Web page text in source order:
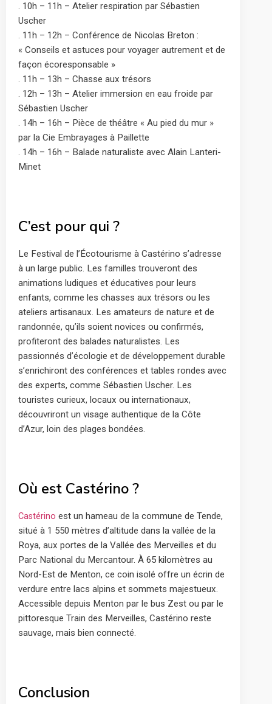
. 10h – 11h – Atelier respiration par Sébastien
Uscher
. 11h – 12h – Conférence de Nicolas Breton :
« Conseils et astuces pour voyager autrement et de
façon écoresponsable »
. 11h – 13h – Chasse aux trésors
. 12h – 13h – Atelier immersion en eau froide par
Sébastien Uscher
. 14h – 16h – Pièce de théâtre « Au pied du mur »
par la Cie Embrayages à Paillette
. 14h – 16h – Balade naturaliste avec Alain Lanteri-
Minet
C’est pour qui ?
Le Festival de l’Écotourisme à Castérino s’adresse
à un large public. Les familles trouveront des
animations ludiques et éducatives pour leurs
enfants, comme les chasses aux trésors ou les
ateliers artisanaux. Les amateurs de nature et de
randonnée, qu’ils soient novices ou confirmés,
profiteront des balades naturalistes. Les
passionnés d’écologie et de développement durable
s’enrichiront des conférences et tables rondes avec
des experts, comme Sébastien Uscher. Les
touristes curieux, locaux ou internationaux,
découvriront un visage authentique de la Côte
d’Azur, loin des plages bondées.
Où est Castérino ?
Castérino est un hameau de la commune de Tende,
situé à 1 550 mètres d’altitude dans la vallée de la
Roya, aux portes de la Vallée des Merveilles et du
Parc National du Mercantour. À 65 kilomètres au
Nord-Est de Menton, ce coin isolé offre un écrin de
verdure entre lacs alpins et sommets majestueux.
Accessible depuis Menton par le bus Zest ou par le
pittoresque Train des Merveilles, Castérino reste
sauvage, mais bien connecté.
Conclusion